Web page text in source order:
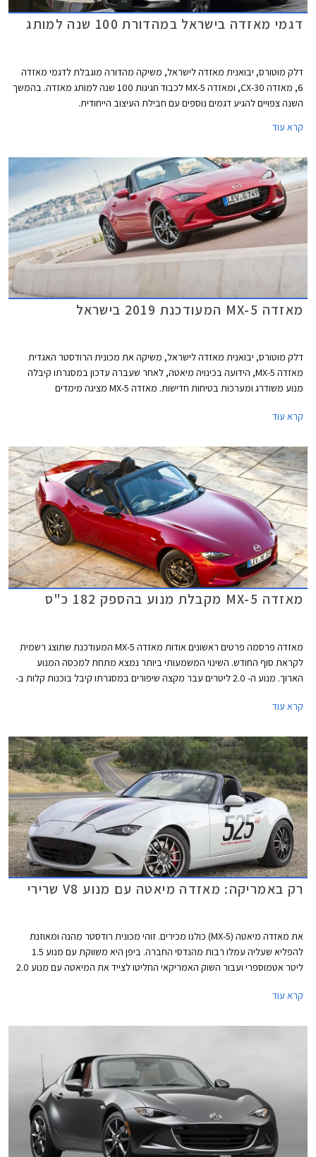
דגמי מאזדה בישראל במהדורת 100 שנה למותג
דלק מוטורס, יבואנית מאזדה לישראל, משיקה מהדורה מוגבלת לדגמי מאזדה
6, מאזדה CX-30, ומאזדה MX-5 לכבוד חגיגות 100 שנה למותג מאזדה. בהמשך
השנה צפויים להגיע דגמים נוספים עם חבילת העיצוב הייחודית.
קרא עוד
מאזדה MX-5 המעודכנת 2019 בישראל
דלק מוטורס, יבואנית מאזדה לישראל, משיקה את מכונית הרודסטר האגדית
מאזדה MX-5, הידועה בכינויה מיאטה, לאחר שעברה עדכון במסגרתו קיבלה
מנוע משודרג ומערכות בטיחות חדישות. מאזדה MX-5 מציגה מימדים
הגלגלים באורך 2,310 מ"מ. תא המטען בנפח 130 ליטרים בלבד.
קרא עוד
מאזדה MX-5 מקבלת מנוע בהספק 182 כ"ס
מאזדה פרסמה פרטים ראשונים אודות מאזדה MX-5 המעודכנת שתוצג רשמית
לקראת סוף החודש. השינוי המשמעותי ביותר נמצא מתחת למכסה המנוע
הארוך. מנוע ה- 2.0 ליטרים עבר מקצה שיפורים במסגרתו קיבל בוכנות קלות ב-
ומערכת פליטה עבה יותר.
קרא עוד
רק באמריקה: מאזדה מיאטה עם מנוע V8 שרירי
את מאזדה מיאטה (MX-5) כולנו מכירים. זוהי מכונית רודסטר מהנה ומאוזנת
להפליא שעליה עמלו רבות מהנדסי החברה. ביפן היא משווקת עם מנוע 1.5
ליטר אטמוספרי ועבור השוק האמריקאי החליטו לצייד את המיאטה עם מנוע 2.0
החל מהצ'יפס במקדונדלס ועד למנוע ברכב.
קרא עוד